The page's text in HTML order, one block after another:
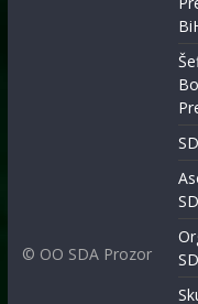
© OO SDA Prozor